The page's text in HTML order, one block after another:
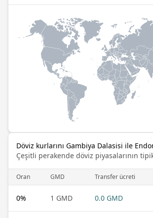
Döviz kurlarını Gambiya Dalasisi ile
Çeşitli perakende döviz piyasalarının
Oran GMD Transfer ücreti
0% 1 GMD 0.0 GMD